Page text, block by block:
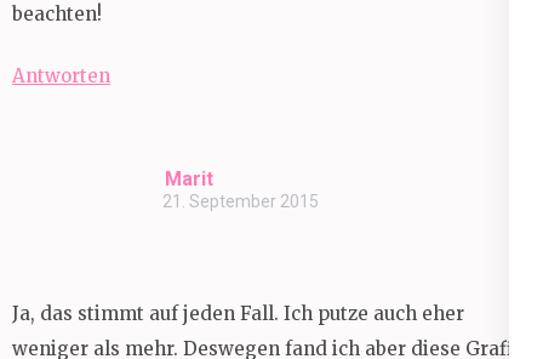
beachten!
Antworten
Marit
21. September 2015
Ja, das stimmt auf jeden Fall. Ich putze auch eher
weniger als mehr. Deswegen fand ich aber diese Grafik